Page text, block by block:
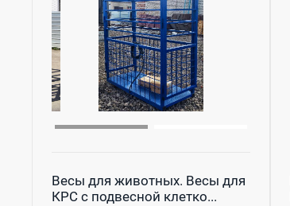
Весы для животных. Весы для
КРС с подвесной клетко...